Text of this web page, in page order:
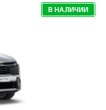
В НАЛИЧИИ